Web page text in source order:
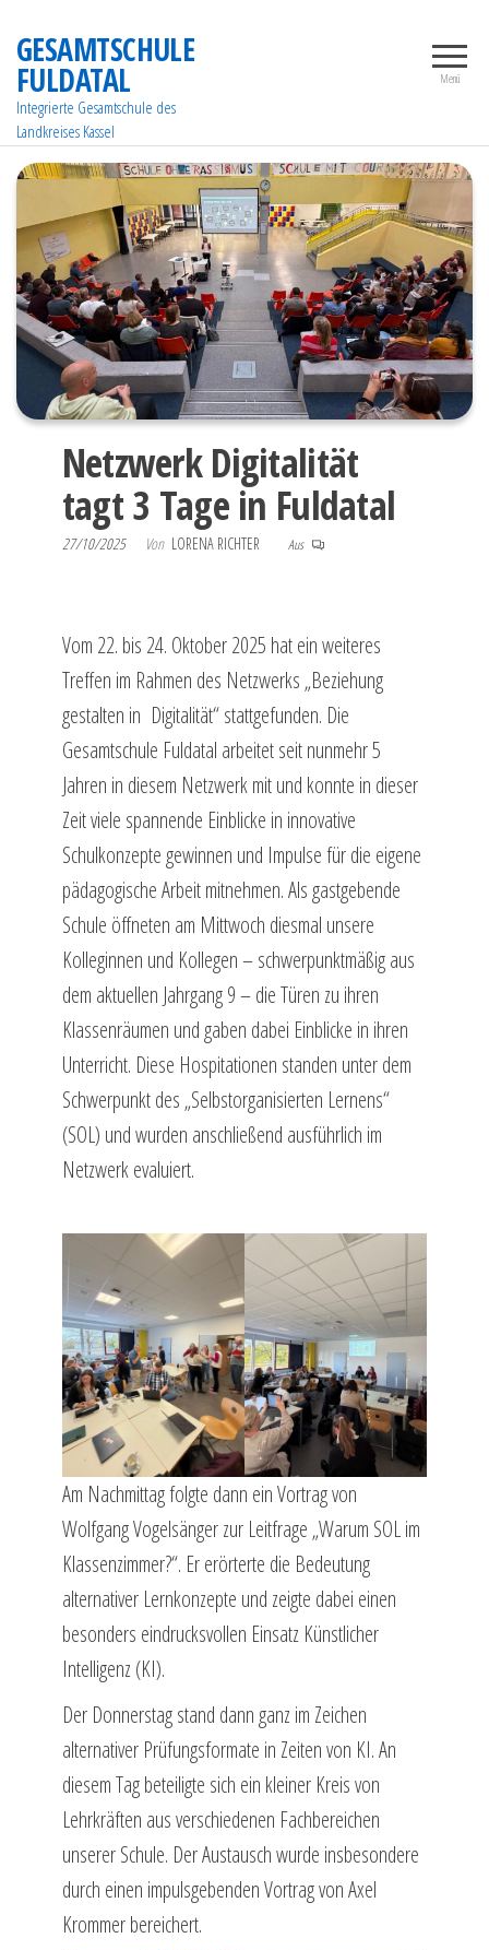
Inhalt
springen
GESAMTSCHULE
FULDATAL
Integrierte Gesamtschule des
Landkreises Kassel
Menü
Netzwerk Digitalität
tagt 3 Tage in Fuldatal
27/10/2025 Von LORENA RICHTER Aus
Vom 22. bis 24. Oktober 2025 hat ein weiteres
Treffen im Rahmen des Netzwerks „Beziehung
gestalten in Digitalität“ stattgefunden. Die
Gesamtschule Fuldatal arbeitet seit nunmehr 5
Jahren in diesem Netzwerk mit und konnte in dieser
Zeit viele spannende Einblicke in innovative
Schulkonzepte gewinnen und Impulse für die eigene
pädagogische Arbeit mitnehmen. Als gastgebende
Schule öffneten am Mittwoch diesmal unsere
Kolleginnen und Kollegen – schwerpunktmäßig aus
dem aktuellen Jahrgang 9 – die Türen zu ihren
Klassenräumen und gaben dabei Einblicke in ihren
Unterricht. Diese Hospitationen standen unter dem
Schwerpunkt des „Selbstorganisierten Lernens“
(SOL) und wurden anschließend ausführlich im
Netzwerk evaluiert.
Am Nachmittag folgte dann ein Vortrag von
Wolfgang Vogelsänger zur Leitfrage „Warum SOL im
Klassenzimmer?“. Er erörterte die Bedeutung
alternativer Lernkonzepte und zeigte dabei einen
besonders eindrucksvollen Einsatz Künstlicher
Intelligenz (KI).
Der Donnerstag stand dann ganz im Zeichen
alternativer Prüfungsformate in Zeiten von KI. An
diesem Tag beteiligte sich ein kleiner Kreis von
Lehrkräften aus verschiedenen Fachbereichen
unserer Schule. Der Austausch wurde insbesondere
durch einen impulsgebenden Vortrag von Axel
Krommer bereichert.